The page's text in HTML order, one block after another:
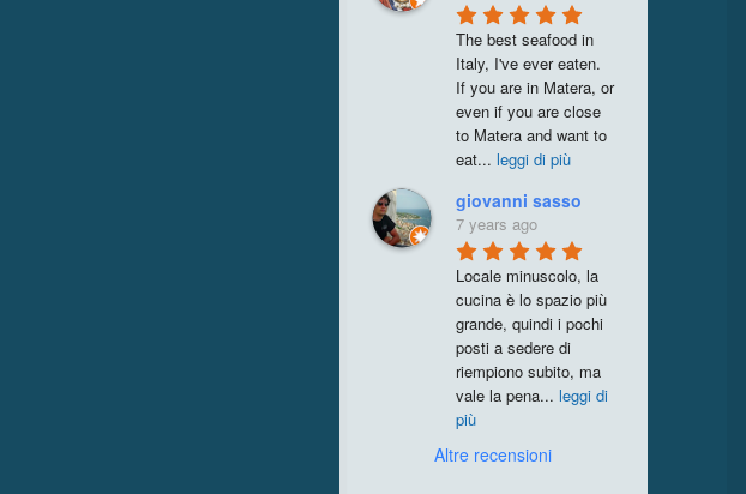
The best seafood in
Italy, I've ever eaten.
If you are in Matera, or
even if you are close
to Matera and want to
eat... leggi di più
giovanni sasso
7 years ago
Locale minuscolo, la
cucina è lo spazio più
grande, quindi i pochi
posti a sedere di
riempiono subito, ma
vale la pena... leggi di
più
Altre recensioni